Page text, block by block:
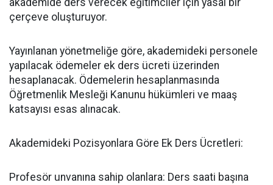
akademide ders verecek eğitimciler için yasal bir
çerçeve oluşturuyor.
Yayınlanan yönetmeliğe göre, akademideki personele
yapılacak ödemeler ek ders ücreti üzerinden
hesaplanacak. Ödemelerin hesaplanmasında
Öğretmenlik Mesleği Kanunu hükümleri ve maaş
katsayısı esas alınacak.
Akademideki Pozisyonlara Göre Ek Ders Ücretleri:
Profesör unvanına sahip olanlara: Ders saati başına